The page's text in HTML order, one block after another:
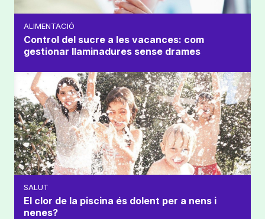
ALIMENTACIÓ
Control del sucre a les vacances: com
gestionar llaminadures sense drames
SALUT
El clor de la piscina és dolent per a nens i
nenes?